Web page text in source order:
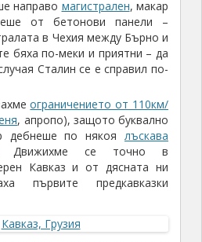
направо магистрален, макар
от бетонови панели –
в Чехия между Бърно и
бяха по-меки и приятни – да
Сталин се е справил по-
ограничението от 110км/
, апропо), защото буквално
дебнеше по някоялъскава
Движихме се точно в
Кавказ и от дясната ни
първите предкавказки